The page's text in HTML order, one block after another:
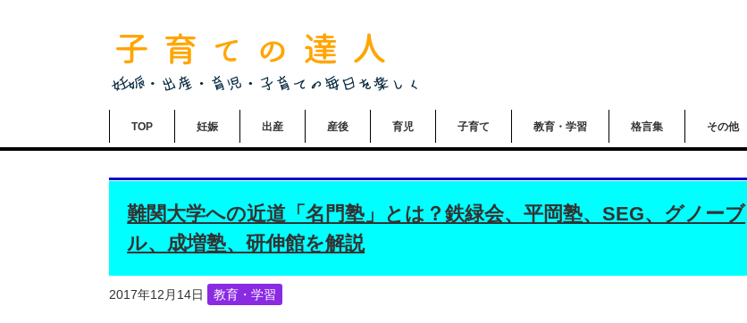
TOP 妊娠 出産 産後 育児 子育て 教育・学習 格言集 その他
難関大学への近道「名門塾」とは？鉄緑会、平岡塾、SEG、グノーブ
ル、成増塾、研伸館を解説
2017年12月14日 教育・学習